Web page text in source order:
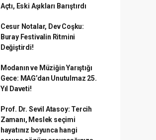
Açtı, Eski Aşıkları Barıştırdı
Cesur Notalar, Dev Coşku:
Buray Festivalin Ritmini
Değiştirdi!
Modanın ve Müziğin Yarıştığı
Gece: MAG’dan Unutulmaz 25.
Yıl Daveti!
Prof. Dr. Sevil Atasoy: Tercih
Zamanı, Meslek seçimi
hayatınız boyunca hangi